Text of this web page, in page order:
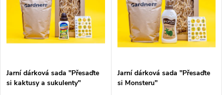
ů
ů
Jarní dárková sada "Přesaďte
si kaktusy a sukulenty"
Jarní dárková sada "Přesaďte
si Monsteru"